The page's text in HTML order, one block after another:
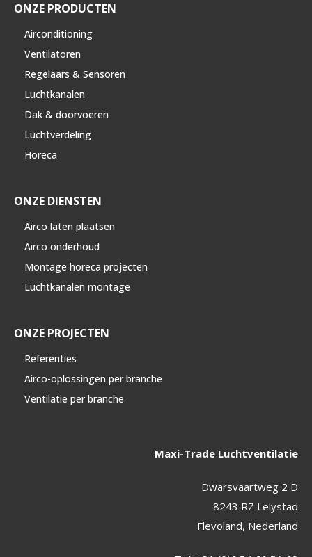
ONZE PRODUCTEN
Airconditioning
Ventilatoren
Regelaars & Sensoren
Luchtkanalen
Dak & doorvoeren
Luchtverdeling
Horeca
ONZE DIENSTEN
Airco laten plaatsen
Airco onderhoud
Montage horeca projecten
Luchtkanalen montage
ONZE PROJECTEN
Referenties
Airco-oplossingen per branche
Ventilatie per branche
Maxi-Trade Luchtventilatie
Dwarsvaartweg 2 D
8243 RZ Lelystad
Flevoland, Nederland